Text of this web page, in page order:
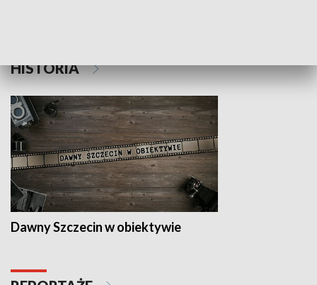
HISTORIA
Dawny Szczecin w obiektywie